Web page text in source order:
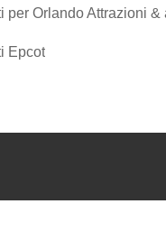
per Orlando Attrazioni
Epcot